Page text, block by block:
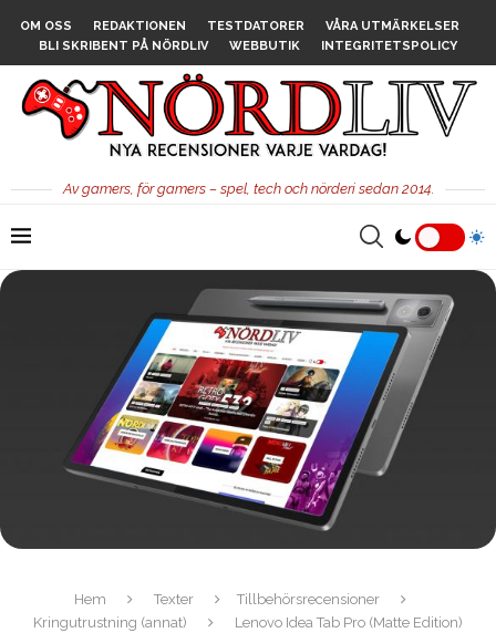
OM OSS REDAKTIONEN TESTDATORER
VÅRA UTMÄRKELSER
BLI SKRIBENT PÅ NÖRDLIV
WEBBUTIK INTEGRITETSPOLICY
Av gamers, för gamers – spel, tech och nörderi sedan 2014.
Hem Texter
Tillbehörsrecensioner
Kringutrustning (annat)
Lenovo Idea Tab Pro (Matte Edition)